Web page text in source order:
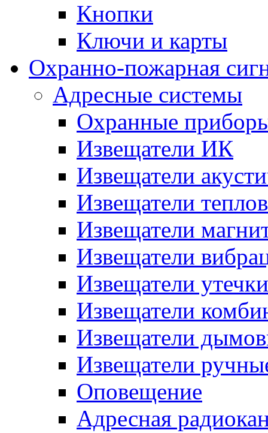
Кнопки
Ключи и карты
Охранно-пожарная
Адресные системы
Охранные
Извещатели ИК
Извещатели
Извещатели
Извещатели
Извещатели
Извещатели утечки
Извещатели
Извещатели
Извещатели
Оповещение
Адресная